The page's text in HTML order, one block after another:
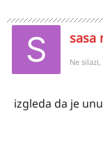
sasa
Ne
izgleda da je